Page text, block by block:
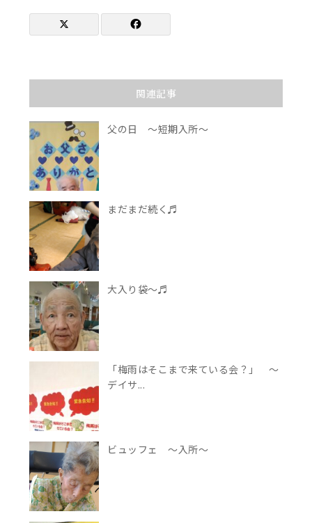
関連記事
父の日 ～短期入所～
まだまだ続く♬
大入り袋～♬
「梅雨はそこまで来ている会？」 ～
デイサ...
ビュッフェ ～入所～